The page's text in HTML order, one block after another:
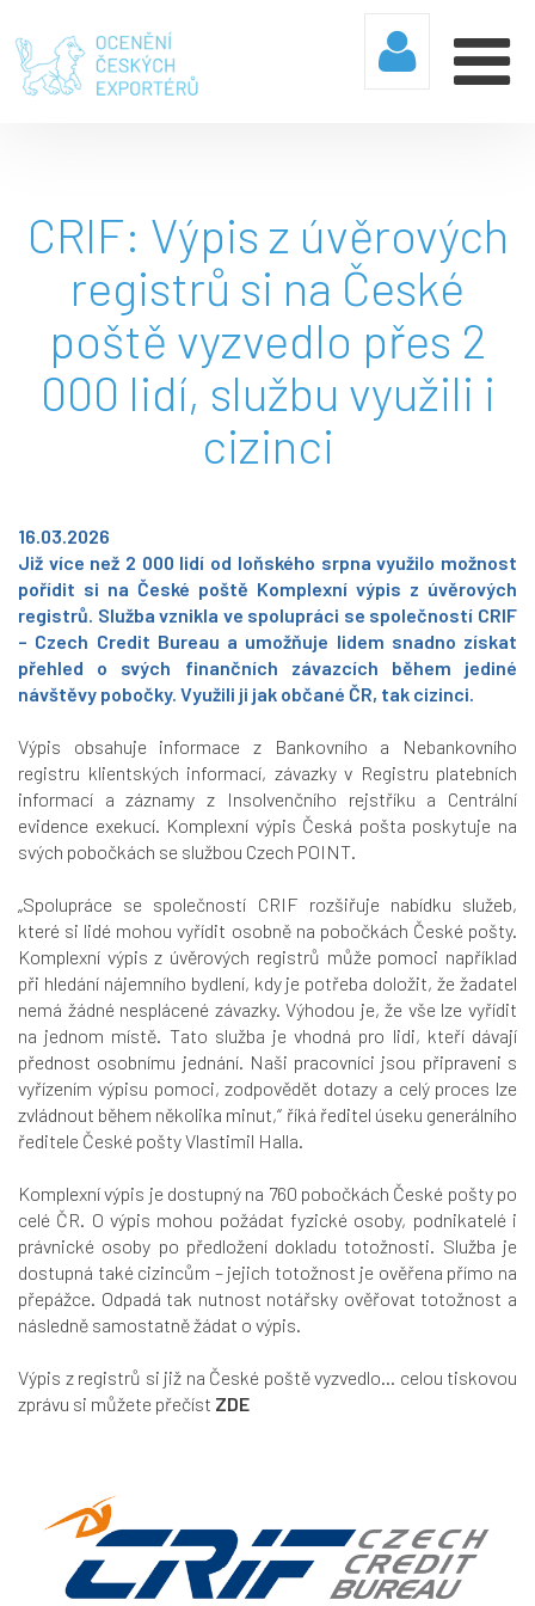
CRIF: Výpis z úvěrových
registrů si na České
poště vyzvedlo přes 2
000 lidí, službu využili i
cizinci
16.03.2026
Již více než 2 000 lidí od loňského srpna využilo možnost
pořídit si na České poště Komplexní výpis z úvěrových
registrů. Služba vznikla ve spolupráci se společností CRIF
– Czech Credit Bureau a umožňuje lidem snadno získat
přehled o svých finančních závazcích během jediné
návštěvy pobočky. Využili ji jak občané ČR, tak cizinci.
Výpis obsahuje informace z Bankovního a Nebankovního
registru klientských informací, závazky v Registru platebních
informací a záznamy z Insolvenčního rejstříku a Centrální
evidence exekucí. Komplexní výpis Česká pošta poskytuje na
svých pobočkách se službou Czech POINT.
„Spolupráce se společností CRIF rozšiřuje nabídku služeb,
které si lidé mohou vyřídit osobně na pobočkách České pošty.
Komplexní výpis z úvěrových registrů může pomoci například
při hledání nájemního bydlení, kdy je potřeba doložit, že žadatel
nemá žádné nesplácené závazky. Výhodou je, že vše lze vyřídit
na jednom místě. Tato služba je vhodná pro lidi, kteří dávají
přednost osobnímu jednání. Naši pracovníci jsou připraveni s
vyřízením výpisu pomoci, zodpovědět dotazy a celý proces lze
zvládnout během několika minut,“ říká ředitel úseku generálního
ředitele České pošty Vlastimil Halla.
Komplexní výpis je dostupný na 760 pobočkách České pošty po
celé ČR. O výpis mohou požádat fyzické osoby, podnikatelé i
právnické osoby po předložení dokladu totožnosti. Služba je
dostupná také cizincům – jejich totožnost je ověřena přímo na
přepážce. Odpadá tak nutnost notářsky ověřovat totožnost a
následně samostatně žádat o výpis.
Výpis z registrů si již na České poště vyzvedlo... celou tiskovou
zprávu si můžete přečíst ZDE